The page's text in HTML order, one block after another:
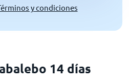
y condiciones
14 días